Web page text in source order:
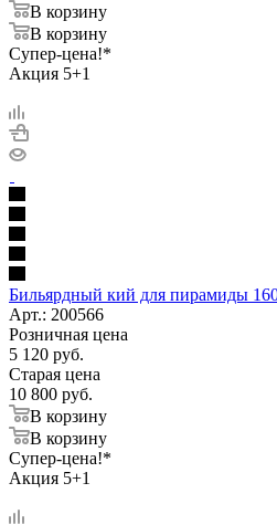
В корзину
В корзину
Супер-цена!*
Акция 5+1
Бильярдный кий для пирамиды
Арт.: 200566
Розничная цена
5 120 руб.
Старая цена
10 800 руб.
В корзину
В корзину
Супер-цена!*
Акция 5+1